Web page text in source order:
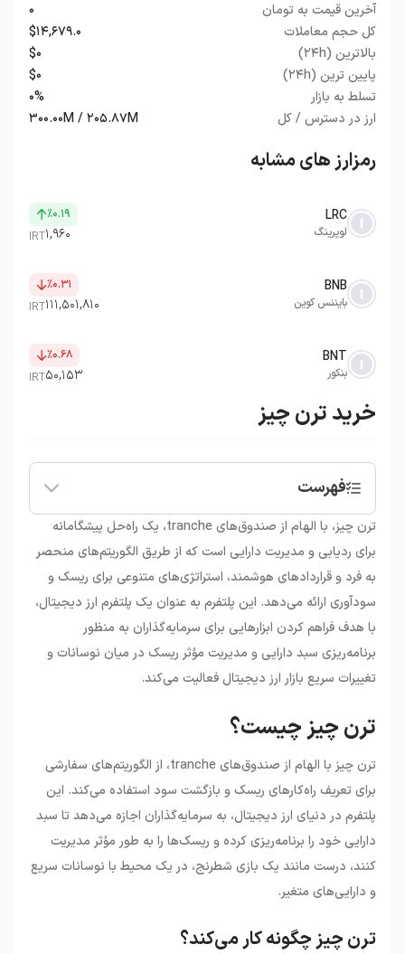
خرید ترن چیز
فهرست
• ترن چیز چیست؟
• قیمت ترن چیز (CHESS)
خرید ارز دیجیتال ترن چیز
ترن چیز، با الهام از صندوق‌های tranche، یک راه‌حل پیشگامانه
برای ردیابی و مدیریت دارایی است که از طریق الگوریتم‌های منحصر
به فرد و قراردادهای هوشمند، استراتژی‌های متنوعی برای ریسک و
سودآوری ارائه می‌دهد. این پلتفرم به عنوان یک پلتفرم ارز دیجیتال،
با هدف فراهم کردن ابزارهایی برای سرمایه‌گذاران به منظور
برنامه‌ریزی سبد دارایی و مدیریت مؤثر ریسک در میان نوسانات و
تغییرات سریع بازار ارز دیجیتال فعالیت می‌کند.
ترن چیز چیست؟
ترن چیز با الهام از صندوق‌های tranche، از الگوریتم‌های سفارشی
برای تعریف راه‌کارهای ریسک و بازگشت سود استفاده می‌کند. این
پلتفرم در دنیای ارز دیجیتال، به سرمایه‌گذاران اجازه می‌دهد تا سبد
دارایی خود را برنامه‌ریزی کرده و ریسک‌ها را به طور مؤثر مدیریت
کنند، درست مانند یک بازی شطرنج، در یک محیط با نوسانات سریع
و دارایی‌های متغیر.
ترن چیز چگونه کار می‌کند؟
آخرین قیمت به تومان
۰
کل حجم معاملات
$۱۴,۶۷۹.۰
بالاترین (۲۴h)
$۰
پایین ترین (۲۴h)
$۰
تسلط به بازار
۰%
ارز در دسترس / کل
۳۰۰.۰۰M / ۲۰۵.۸۷M
رمزارز های مشابه
LRC
لوپرینگ
٪۰.۱۹
۱,۹۶۰IRT
BNB
بایننس کوین
٪۰.۳۱
۱۱۱,۵۰۱,۸۱۰IRT
BNT
بنکور
٪۰.۶۸
۵۰,۱۵۳IRT